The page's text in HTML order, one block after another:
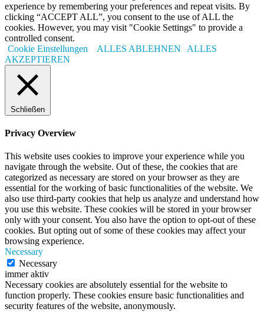
experience by remembering your preferences and repeat visits. By
clicking “ACCEPT ALL”, you consent to the use of ALL the
cookies. However, you may visit "Cookie Settings" to provide a
controlled consent.
Cookie Einstellungen
ALLES ABLEHNEN
ALLES
AKZEPTIEREN
Schließen
Privacy Overview
This website uses cookies to improve your experience while you
navigate through the website. Out of these, the cookies that are
categorized as necessary are stored on your browser as they are
essential for the working of basic functionalities of the website. We
also use third-party cookies that help us analyze and understand how
you use this website. These cookies will be stored in your browser
only with your consent. You also have the option to opt-out of these
cookies. But opting out of some of these cookies may affect your
browsing experience.
Necessary
Necessary
immer aktiv
Necessary cookies are absolutely essential for the website to
function properly. These cookies ensure basic functionalities and
security features of the website, anonymously.